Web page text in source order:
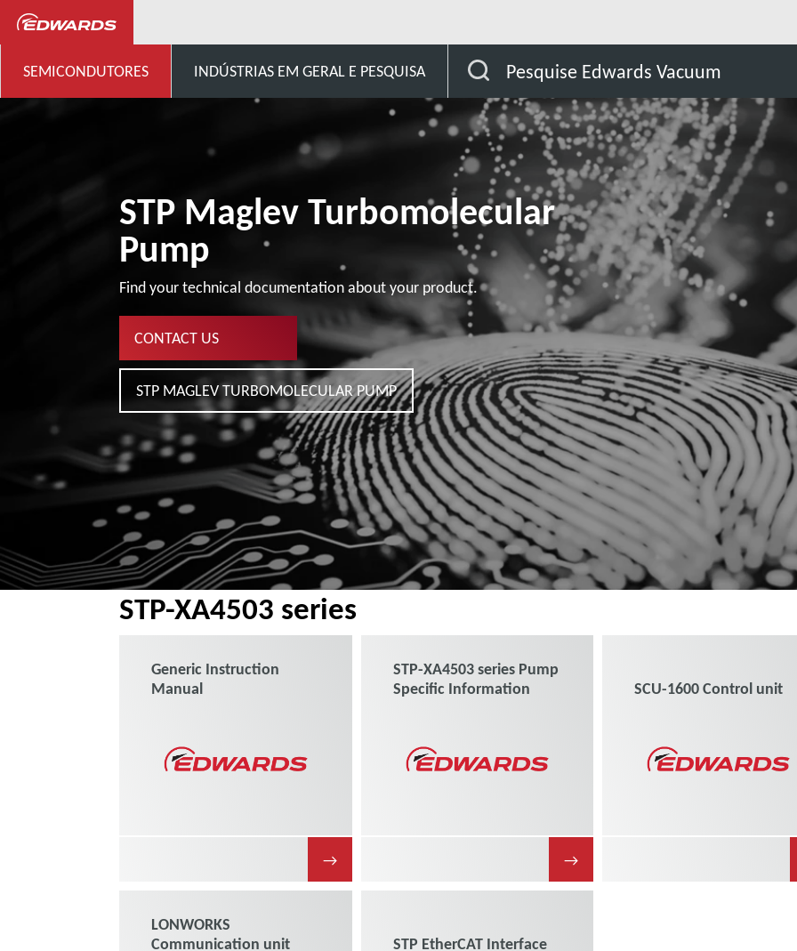
SEMICONDUTORES INDÚSTRIAS EM GERAL E PESQUISA Pesquise Edwards Vacuum
STP Maglev Turbomolecular
Pump
Find your technical documentation about your product.
CONTACT US
STP MAGLEV TURBOMOLECULAR PUMP
STP-XA4503 series
Generic Instruction
Manual
→
STP-XA4503 series Pump
Specific Information
→
SCU-1600 Control unit
LONWORKS
Communication unit
STP EtherCAT Interface